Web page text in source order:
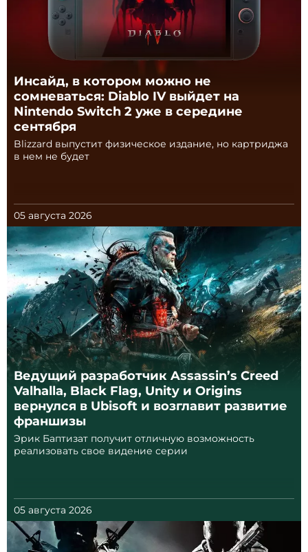
Инсайд, в котором можно не
сомневаться: Diablo IV выйдет на
Nintendo Switch 2 уже в середине
сентября
Blizzard выпустит физическое издание, но картриджа
в нем не будет
05 августа 2026
Ведущий разработчик Assassin’s Creed
Valhalla, Black Flag, Unity и Origins
вернулся в Ubisoft и возглавит развитие
франшизы
Эрик Баптизат получит отличную возможность
реализовать свое видение серии
05 августа 2026